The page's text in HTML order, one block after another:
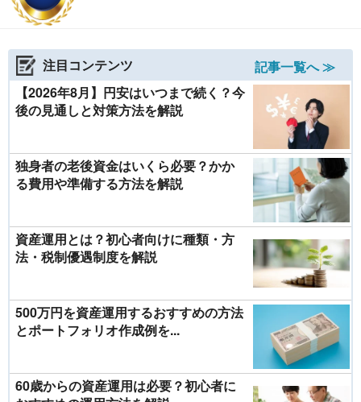
注目コンテンツ
記事一覧へ ≫
【2026年8月】円安はいつまで続く？今
後の見通しと対策方法を解説
独身者の老後資金はいくら必要？かか
る費用や準備する方法を解説
資産運用とは？初心者向けに種類・方
法・税制優遇制度を解説
500万円を資産運用するおすすめの方法
とポートフォリオ作成例を...
60歳からの資産運用は必要？初心者に